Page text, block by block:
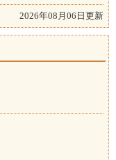
2026年08月06日更新